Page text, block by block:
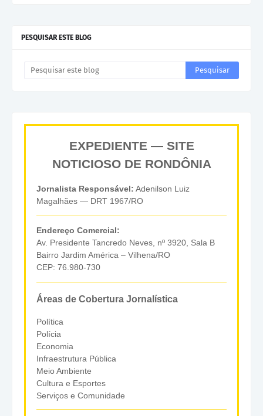
PESQUISAR ESTE BLOG
EXPEDIENTE — SITE
NOTICIOSO DE RONDÔNIA
Jornalista Responsável: Adenilson Luiz
Magalhães — DRT 1967/RO
Endereço Comercial:
Av. Presidente Tancredo Neves, nº 3920, Sala B
Bairro Jardim América – Vilhena/RO
CEP: 76.980-730
Áreas de Cobertura Jornalística
Política
Polícia
Economia
Infraestrutura Pública
Meio Ambiente
Cultura e Esportes
Serviços e Comunidade